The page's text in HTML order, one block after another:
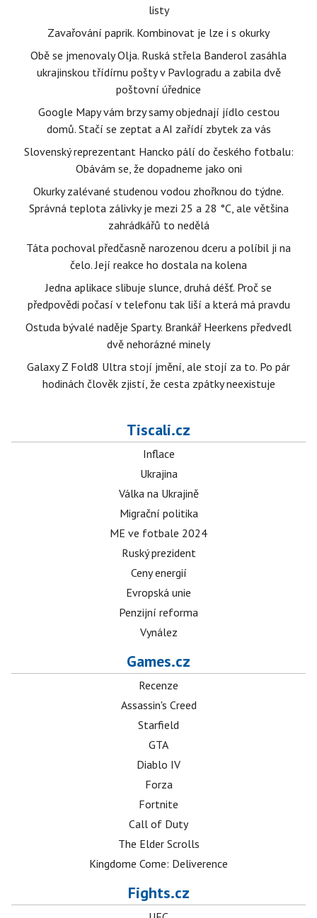
listy
Zavařování paprik. Kombinovat je lze i s okurky
Obě se jmenovaly Olja. Ruská střela Banderol zasáhla
ukrajinskou třídírnu pošty v Pavlogradu a zabila dvě
poštovní úřednice
Google Mapy vám brzy samy objednají jídlo cestou
domů. Stačí se zeptat a AI zařídí zbytek za vás
Slovenský reprezentant Hancko pálí do českého fotbalu:
Obávám se, že dopadneme jako oni
Okurky zalévané studenou vodou zhořknou do týdne.
Správná teplota zálivky je mezi 25 a 28 °C, ale většina
zahrádkářů to nedělá
Táta pochoval předčasně narozenou dceru a políbil ji na
čelo. Její reakce ho dostala na kolena
Jedna aplikace slibuje slunce, druhá déšť. Proč se
předpovědi počasí v telefonu tak liší a která má pravdu
Ostuda bývalé naděje Sparty. Brankář Heerkens předvedl
dvě nehorázné minely
Galaxy Z Fold8 Ultra stojí jmění, ale stojí za to. Po pár
hodinách člověk zjistí, že cesta zpátky neexistuje
Tiscali.cz
Inflace
Ukrajina
Válka na Ukrajině
Migrační politika
ME ve fotbale 2024
Ruský prezident
Ceny energií
Evropská unie
Penzijní reforma
Vynález
Games.cz
Recenze
Assassin's Creed
Starfield
GTA
Diablo IV
Forza
Fortnite
Call of Duty
The Elder Scrolls
Kingdome Come: Deliverence
Fights.cz